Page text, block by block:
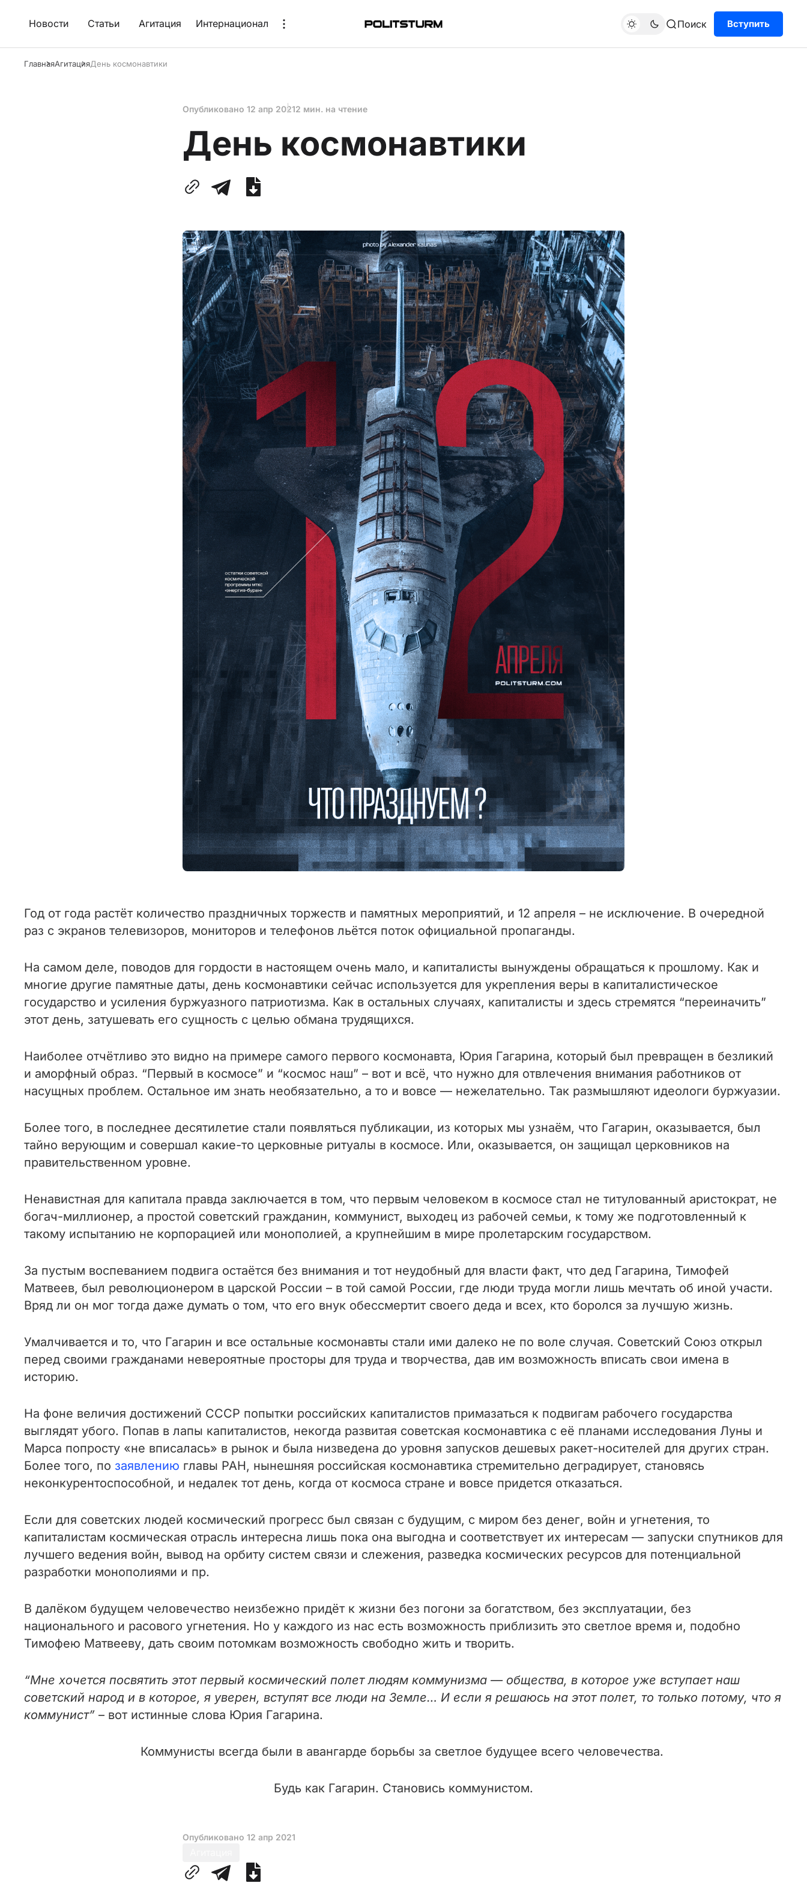
Новости Статьи Агитация Интернационал Поиск Вступить
ГлавнаяАгитацияДень космонавтики
Опубликовано 12 апр 20212 мин. на чтение
День космонавтики
Год от года растёт количество праздничных торжеств и памятных мероприятий, и 12 апреля – не исключение. В очередной
раз с экранов телевизоров, мониторов и телефонов льётся поток официальной пропаганды.
На самом деле, поводов для гордости в настоящем очень мало, и капиталисты вынуждены обращаться к прошлому. Как и
многие другие памятные даты, день космонавтики сейчас используется для укрепления веры в капиталистическое
государство и усиления буржуазного патриотизма. Как в остальных случаях, капиталисты и здесь стремятся “переиначить”
этот день, затушевать его сущность с целью обмана трудящихся.
Наиболее отчётливо это видно на примере самого первого космонавта, Юрия Гагарина, который был превращен в безликий
и аморфный образ. “Первый в космосе” и “космос наш” – вот и всё, что нужно для отвлечения внимания работников от
насущных проблем. Остальное им знать необязательно, а то и вовсе — нежелательно. Так размышляют идеологи буржуазии.
Более того, в последнее десятилетие стали появляться публикации, из которых мы узнаём, что Гагарин, оказывается, был
тайно верующим и совершал какие-то церковные ритуалы в космосе. Или, оказывается, он защищал церковников на
правительственном уровне.
Ненавистная для капитала правда заключается в том, что первым человеком в космосе стал не титулованный аристократ, не
богач-миллионер, а простой советский гражданин, коммунист, выходец из рабочей семьи, к тому же подготовленный к
такому испытанию не корпорацией или монополией, а крупнейшим в мире пролетарским государством.
За пустым воспеванием подвига остаётся без внимания и тот неудобный для власти факт, что дед Гагарина, Тимофей
Матвеев, был революционером в царской России – в той самой России, где люди труда могли лишь мечтать об иной участи.
Вряд ли он мог тогда даже думать о том, что его внук обессмертит своего деда и всех, кто боролся за лучшую жизнь.
Умалчивается и то, что Гагарин и все остальные космонавты стали ими далеко не по воле случая. Советский Союз открыл
перед своими гражданами невероятные просторы для труда и творчества, дав им возможность вписать свои имена в
историю.
На фоне величия достижений СССР попытки российских капиталистов примазаться к подвигам рабочего государства
выглядят убого. Попав в лапы капиталистов, некогда развитая советская космонавтика с её планами исследования Луны и
Марса попросту «не вписалась» в рынок и была низведена до уровня запусков дешевых ракет-носителей для других стран.
Более того, по заявлению главы РАН, нынешняя российская космонавтика стремительно деградирует, становясь
неконкурентоспособной, и недалек тот день, когда от космоса стране и вовсе придется отказаться.
Если для советских людей космический прогресс был связан с будущим, с миром без денег, войн и угнетения, то
капиталистам космическая отрасль интересна лишь пока она выгодна и соответствует их интересам — запуски спутников для
лучшего ведения войн, вывод на орбиту систем связи и слежения, разведка космических ресурсов для потенциальной
разработки монополиями и пр.
В далёком будущем человечество неизбежно придёт к жизни без погони за богатством, без эксплуатации, без
национального и расового угнетения. Но у каждого из нас есть возможность приблизить это светлое время и, подобно
Тимофею Матвееву, дать своим потомкам возможность свободно жить и творить.
“Мне хочется посвятить этот первый космический полет людям коммунизма — общества, в которое уже вступает наш
советский народ и в которое, я уверен, вступят все люди на Земле… И если я решаюсь на этот полет, то только потому, что я
коммунист” – вот истинные слова Юрия Гагарина.
Коммунисты всегда были в авангарде борьбы за светлое будущее всего человечества.
Будь как Гагарин. Становись коммунистом.
Опубликовано 12 апр 2021